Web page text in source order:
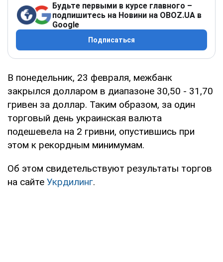
Будьте первыми в курсе главного –
подпишитесь на Новини на OBOZ.UA в
Google
Подписаться
В понедельник, 23 февраля, межбанк
закрылся долларом в диапазоне 30,50 - 31,70
гривен за доллар. Таким образом, за один
торговый день украинская валюта
подешевела на 2 гривни, опустившись при
этом к рекордным минимумам.
Об этом свидетельствуют результаты торгов
на сайте Укрдилинг.